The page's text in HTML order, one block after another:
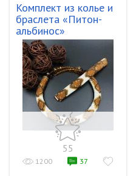
Комплект из колье и
браслета «Питон-
альбинос»
55
1200 37